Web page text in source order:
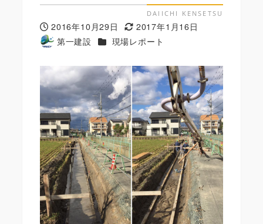
投稿日
2016年10月29日
更新日
2017年1月16日
著
第一建設 カテゴリー
現場レポート